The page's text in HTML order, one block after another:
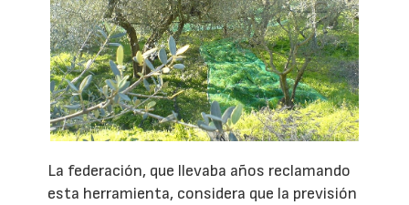
La federación, que llevaba años reclamando
esta herramienta, considera que la previsión